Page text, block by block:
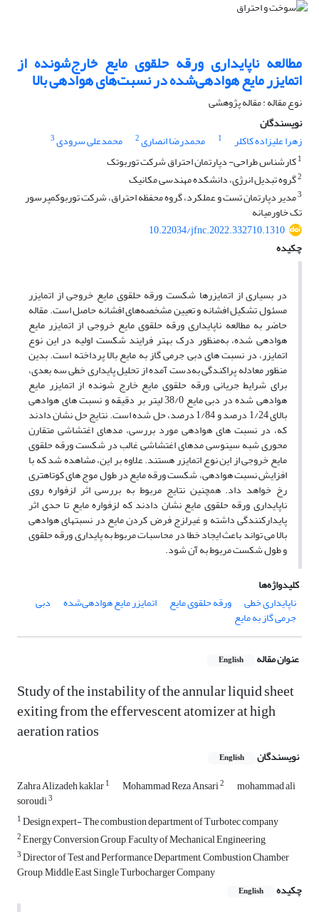
مطالعه ناپایداری ورقه حلقوی مایع خارج‌شونده از
اتمایزر مایع هوادهی‌شده در نسبت‌های هوادهی بالا
نوع مقاله : مقاله پژوهشی
نویسندگان
زهرا علیزاده کاکلر
1 محمدرضا انصاری2 محمدعلی سرودی3
1کارشناس طراحی- دپارتمان احتراق شرکت توربوتک
2گروه تبدیل انرژی، دانشکده مهندسی مکانیک
3مدیر دپارتمان تست و عملکرد، گروه محفظه احتراق، شرکت توربوکمپرسور
تک خاورمیانه
10.22034/jfnc.2022.332710.1310
چکیده
در بسیاری از اتمایزرها شکست ورقه حلقوی مایع خروجی از اتمایزر
مسئول تشکیل افشانه و تعیین مشخصه‌های افشانه حاصل است. مقاله
حاضر به مطالعه ناپایداری ورقه حلقوی مایع خروجی از اتمایزر مایع
هوادهی­ شده، به‌منظور درک بهتر فرایند شکست اولیه در این نوع
اتمایزر، در نسبت ­های دبی جرمی گاز به مایع بالا پرداخته است. بدین
منظور معادله پراکندگی به‌دست آمده از تحلیل پایداری خطی سه بعدی،
برای شرایط جریانی ورقه حلقوی مایع خارج­ شونده از اتمایزر مایع
هوادهی­­ شده در دبی مایع 38/0 لیتر بر دقیقه و نسبت­ های هوادهی
بالای 1/24 درصد و 1/84 درصد، حل شده است. نتایج حل نشان دادند
که، در نسبت­ های هوادهی مورد بررسی، مدهای اغتشاشی متقارن
محوری شبه سینوسی مدهای اغتشاشی غالب در شکست ورقه حلقوی
مایع خروجی از این نوع اتمایزر هستند. علاوه بر این، مشاهده شد که با
افزایش نسبت هوادهی، شکست ورقه مایع در طول موج های کوتا­ه­تری
رخ خواهد داد. هم­چنین نتایج مربوط به بررسی اثر لزفواره روی
ناپایداری ورقه حلقوی مایع نشان دادند که لزفواره مایع تا حدی اثر
پایدارکنندگی داشته و غیرلزج فرض کردن مایع ­در نسبت­های هوادهی
بالا می­ تواند باعث ایجاد خطا در محاسبات مربوط به پایداری ورقه حلقوی
و طول شکست مربوط به آن شود.
کلیدواژه‌ها
ناپایداری خطی
ورقه حلقوی مایع اتمایزر مایع هوادهی‌شده دبی
جرمی گاز به مایع
عنوان مقاله English
Study of the instability of the annular liquid sheet
exiting from the effervescent atomizer at high
aeration ratios
نویسندگان English
Zahra Alizadeh kaklar1 Mohammad Reza Ansari2 mohammad ali
soroudi3
1Design expert- The combustion department of Turbotec company
2Energy Conversion Group, Faculty of Mechanical Engineering
3Director of Test and Performance Department, Combustion Chamber
Group, Middle East Single Turbocharger Company
چکیده
English